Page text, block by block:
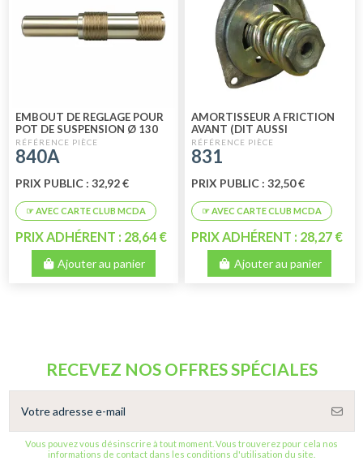
EMBOUT DE REGLAGE POUR
POT DE SUSPENSION Ø 130
MM
840A
PRIX PUBLIC : 32,92 €
PRIX ADHÉRENT : 28,64 €
Ajouter au panier
AMORTISSEUR A FRICTION
AVANT (DIT AUSSI
FROTTEUR)
831
PRIX PUBLIC : 32,50 €
PRIX ADHÉRENT : 28,27 €
Ajouter au panier
RECEVEZ NOS OFFRES SPÉCIALES
Vous pouvez vous désinscrire à tout moment. Vous trouverez pour cela nos
informations de contact dans les conditions d'utilisation du site.